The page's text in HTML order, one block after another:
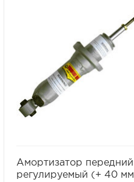
Амортизатор передний
регулируемый (+ 40 мм